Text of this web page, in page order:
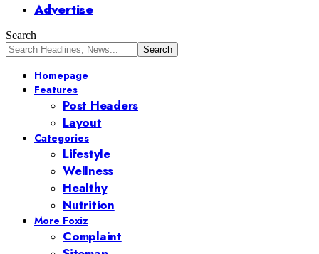
Advertise
Search
Homepage
Features
Post Headers
Layout
Categories
Lifestyle
Wellness
Healthy
Nutrition
More Foxiz
Complaint